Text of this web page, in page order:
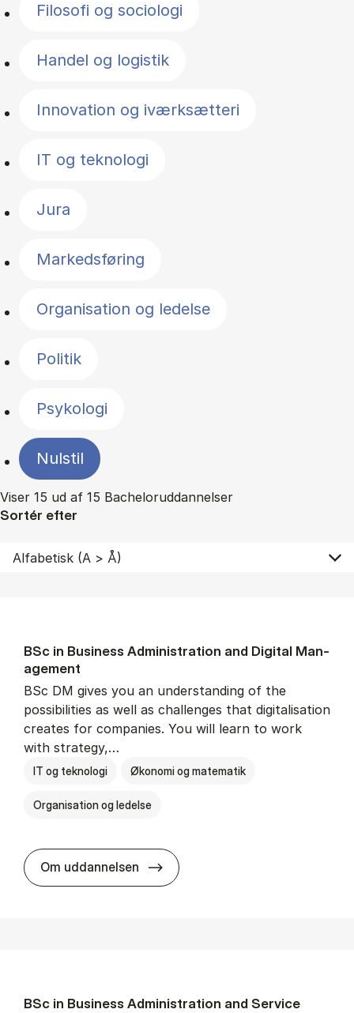
Filosofi og sociologi
Handel og logistik
Innovation og iværksætteri
IT og teknologi
Jura
Markedsføring
Organisation og ledelse
Politik
Psykologi
Nulstil
Viser 15 ud af 15 Bacheloruddannelser
Sortér efter
BSc in Busi­ness Ad­min­is­tra­tion and Di­git­al Man­
age­ment
BSc DM gives you an understanding of the
possibilities as well as challenges that digitalisation
creates for companies. You will learn to work
with strategy,…
IT og teknologi Økonomi og matematik
Organisation og ledelse
Om uddannelsen BSc in Busi­ness Ad­min­is­tra­tion
BSc in Busi­ness Ad­min­is­tra­tion and Ser­vice